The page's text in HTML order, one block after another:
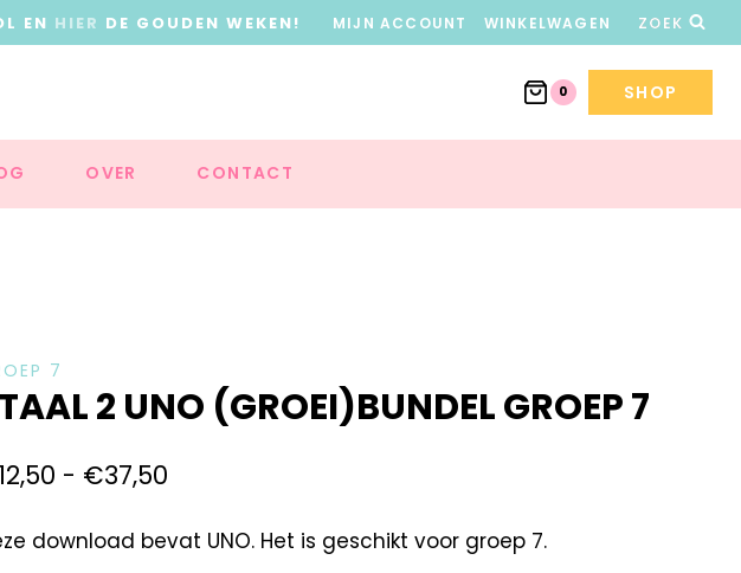
EN HIER DE GOUDEN WEKEN! MIJN ACCOUNT WINKELWAGEN ZOEK
0 SHOP
OVER CONTACT
7
2 UNO (GROEI)BUNDEL GROEP 7
12,50 - €37,50
download bevat UNO. Het is geschikt voor groep 7.